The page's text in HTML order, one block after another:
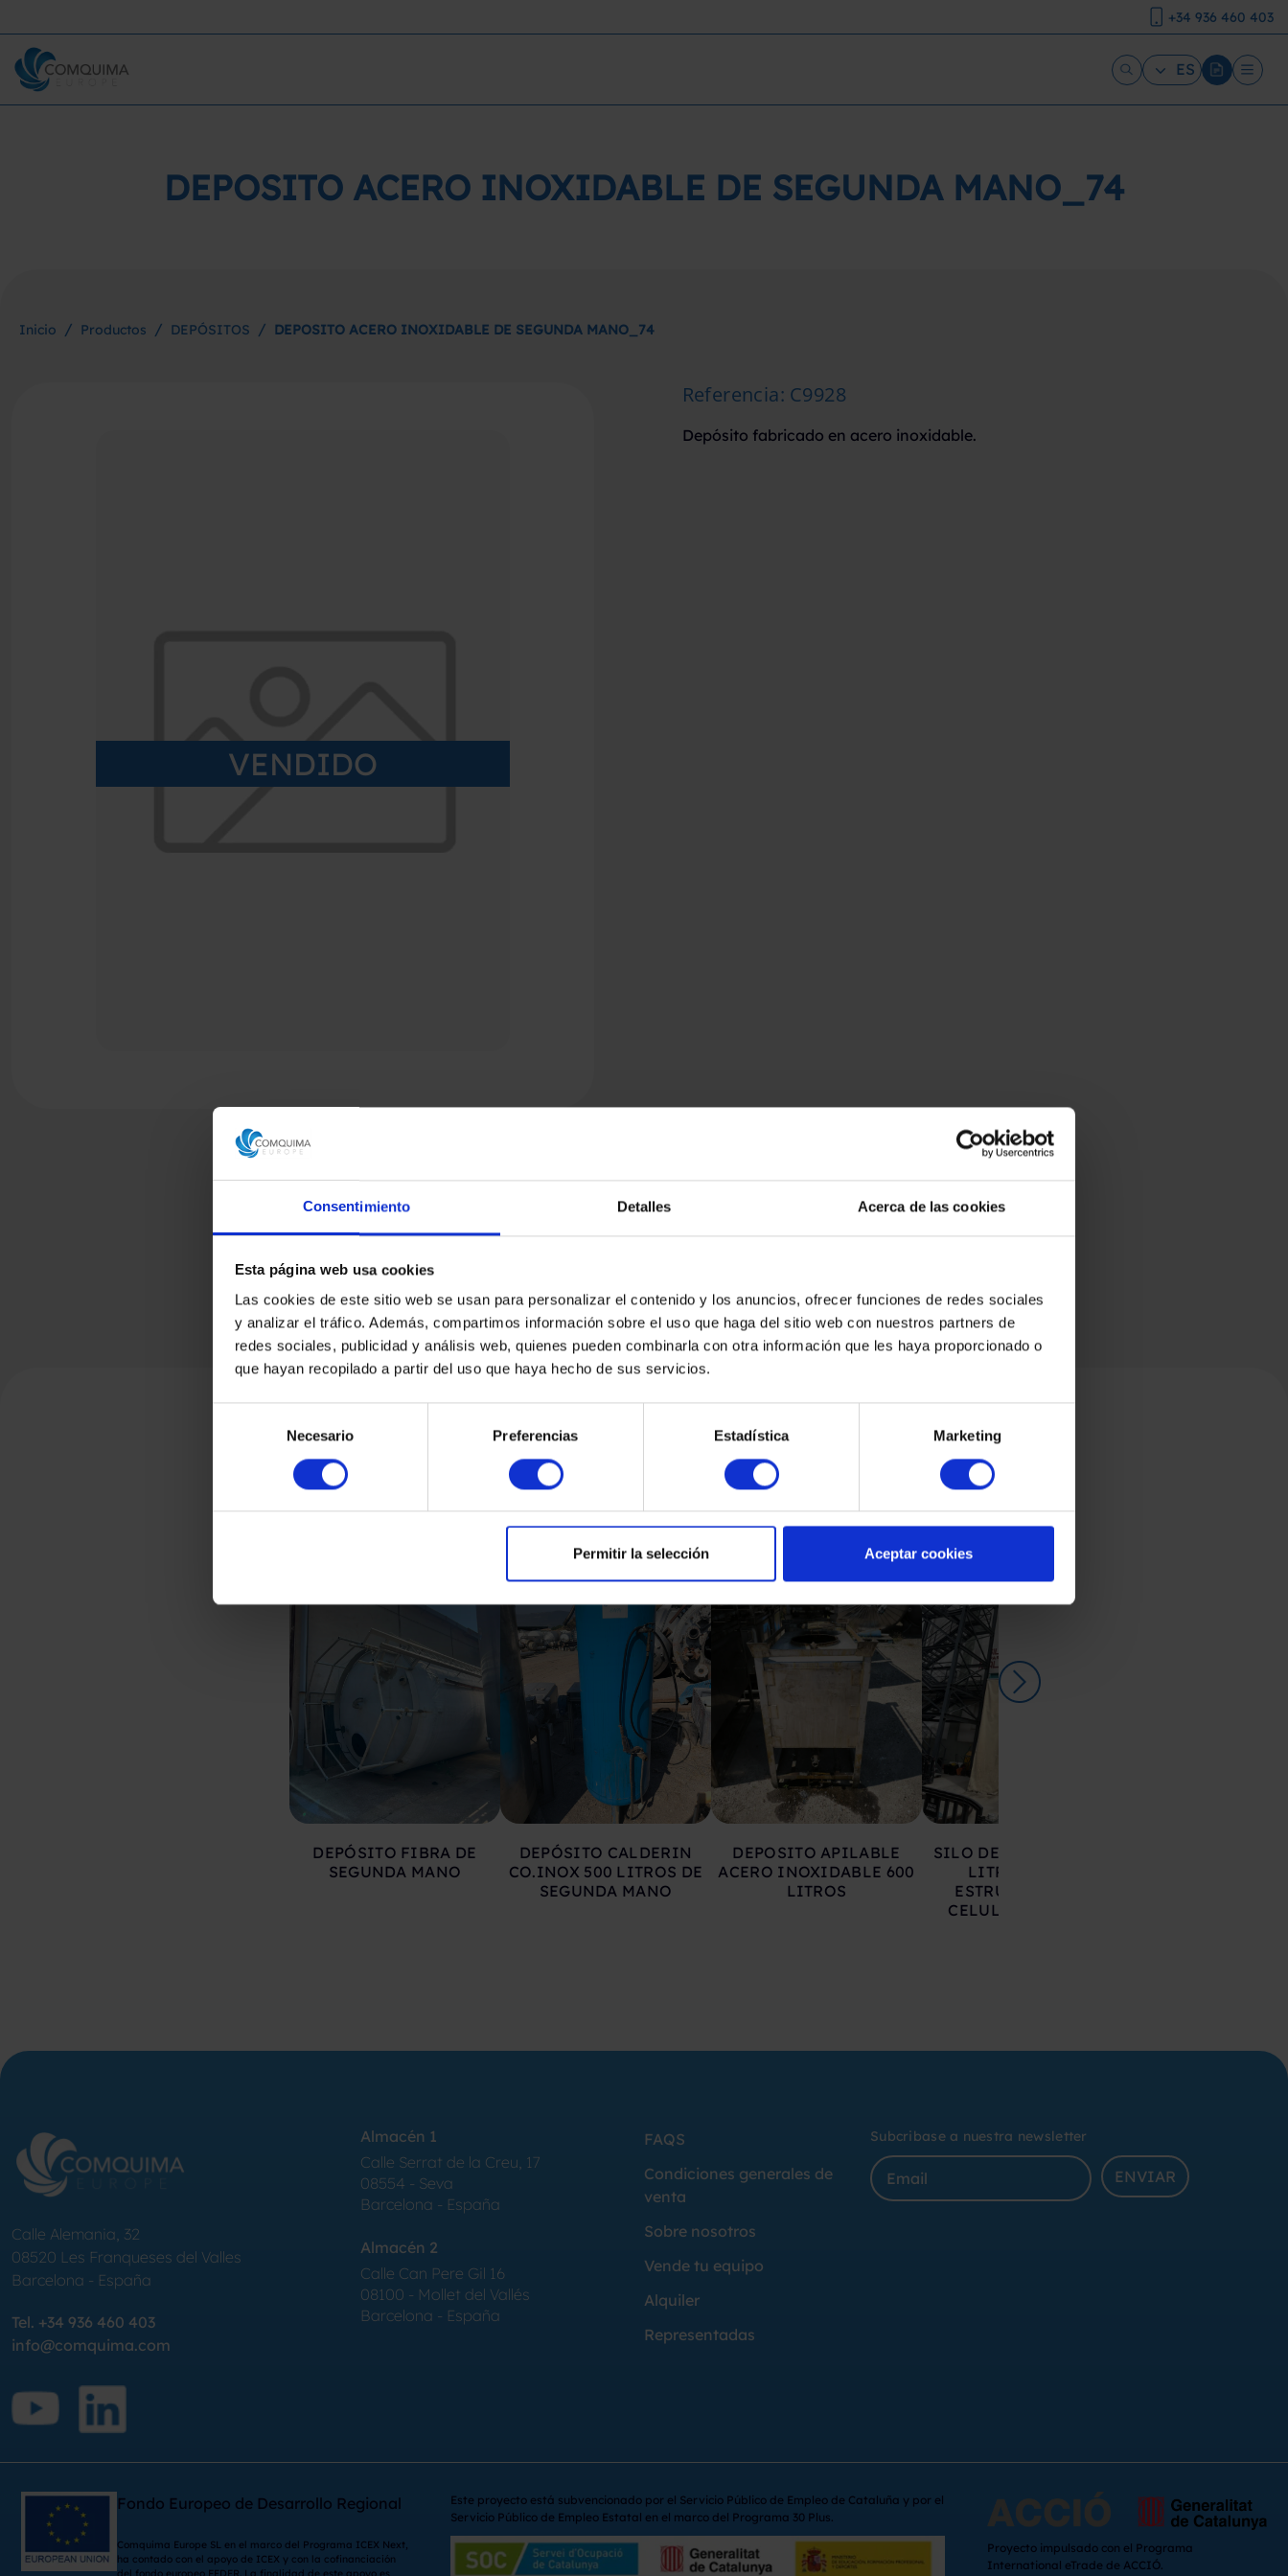
Consentimiento Detalles Acerca de las cookies
Esta página web usa cookies
Las cookies de este sitio web se usan para personalizar el contenido y los anuncios, ofrecer funciones de redes sociales
y analizar el tráfico. Además, compartimos información sobre el uso que haga del sitio web con nuestros partners de
redes sociales, publicidad y análisis web, quienes pueden combinarla con otra información que les haya proporcionado o
que hayan recopilado a partir del uso que haya hecho de sus servicios.
consentimiento
Necesario Preferencias Estadística Marketing
Permitir la selección Aceptar cookies
+34 936 460 403
ES
DEPOSITO ACERO INOXIDABLE DE SEGUNDA MANO_74
Inicio / Productos / DEPÓSITOS / DEPOSITO ACERO INOXIDABLE DE SEGUNDA MANO_74
VENDIDO
Referencia: C9928
Depósito fabricado en acero inoxidable.
Productos Relacionados
DEPÓSITO FIBRA DE
SEGUNDA MANO
DEPÓSITO CALDERIN
CO.INOX 500 LITROS DE
SEGUNDA MANO
DEPOSITO APILABLE
ACERO INOXIDABLE 600
LITROS
SILO DE HIERRO 17.000
LITROS SOBRE
ESTRUCTURA CON
CELULAS DE CARGA
Calle Alemania, 32
08520 Les Franqueses del Valles
Barcelona - España
Tel. +34 936 460 403
info@comquima.com
Almacén 1
Calle Serrat de la Creu, 17
08554 - Seva
Barcelona - España
Almacén 2
Calle Can Pere Gil 16
08100 - Mollet del Vallés
Barcelona - España
FAQS
Condiciones generales de
venta
Sobre nosotros
Vende tu equipo
Alquiler
Representadas
Subcribase a nuestra newsletter
ENVIAR
Fondo Europeo de Desarrollo Regional
Comquima Europe SL en el marco del Programa ICEX Next,
ha contado con el apoyo de ICEX y con la cofinanciación
Este proyecto está subvencionado por el Servicio Público de Empleo de Cataluña y por el
Servicio Público de Empleo Estatal en el marco del Programa 30 Plus.
Proyecto impulsado con el Programa
International eTrade de ACCIÓ.